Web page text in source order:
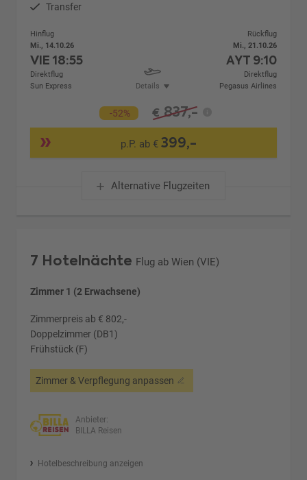
Transfer
Hinflug
Mi., 14.10.26
VIE18:55
Direktflug
Sun Express
Details
Rückflug
Mi., 21.10.26
AYT 9:10
Direktflug
Pegasus Airlines
-52% € 837,-
p.P. ab € 399,-
Alternative Flugzeiten
7 Hotelnächte Flug ab Wien (VIE)
Zimmer 1 (2 Erwachsene)
Zimmerpreis ab € 802,-
Doppelzimmer (DB1)
Frühstück (F)
Zimmer & Verpflegung anpassen
Anbieter:
BILLA Reisen
Hotelbeschreibung anzeigen